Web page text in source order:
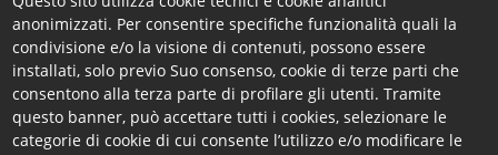
giugno 2022, salvo proroghe che saranno,
eventualmente, indicate su questa pagina.
Le imprese che compilano integralmente il
questionario,NON verranno più incluse nel
anonimizzati. Per consentire specifiche funzionalità quali la
condivisione e/o la visione di contenuti, possono essere
installati, solo previo Suo consenso, cookie di terze parti che
consentono alla terza parte di profilare gli utenti. Tramite
questo banner, può accettare tutti i cookies, selezionare le
categorie di cookie di cui consente l’utilizzo e/o modificare le